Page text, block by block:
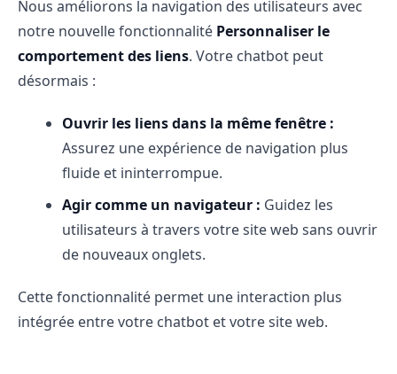
Nous améliorons la navigation des utilisateurs avec
notre nouvelle fonctionnalité Personnaliser le
comportement des liens. Votre chatbot peut
désormais :
Ouvrir les liens dans la même fenêtre :
Assurez une expérience de navigation plus
fluide et ininterrompue.
Agir comme un navigateur : Guidez les
utilisateurs à travers votre site web sans ouvrir
de nouveaux onglets.
Cette fonctionnalité permet une interaction plus
intégrée entre votre chatbot et votre site web.